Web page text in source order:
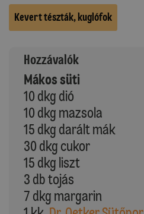
Kevert tészták, kuglófok
Hozzávalók
Mákos süti
10 dkg dió
10 dkg mazsola
15 dkg darált mák
30 dkg cukor
15 dkg liszt
3 db tojás
7 dkg margarin